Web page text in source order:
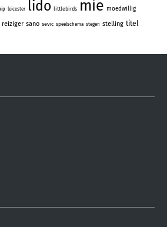
leicester lido littlebirds mie moedwillig
reiziger sano sevic speelschema stegen stelling titel